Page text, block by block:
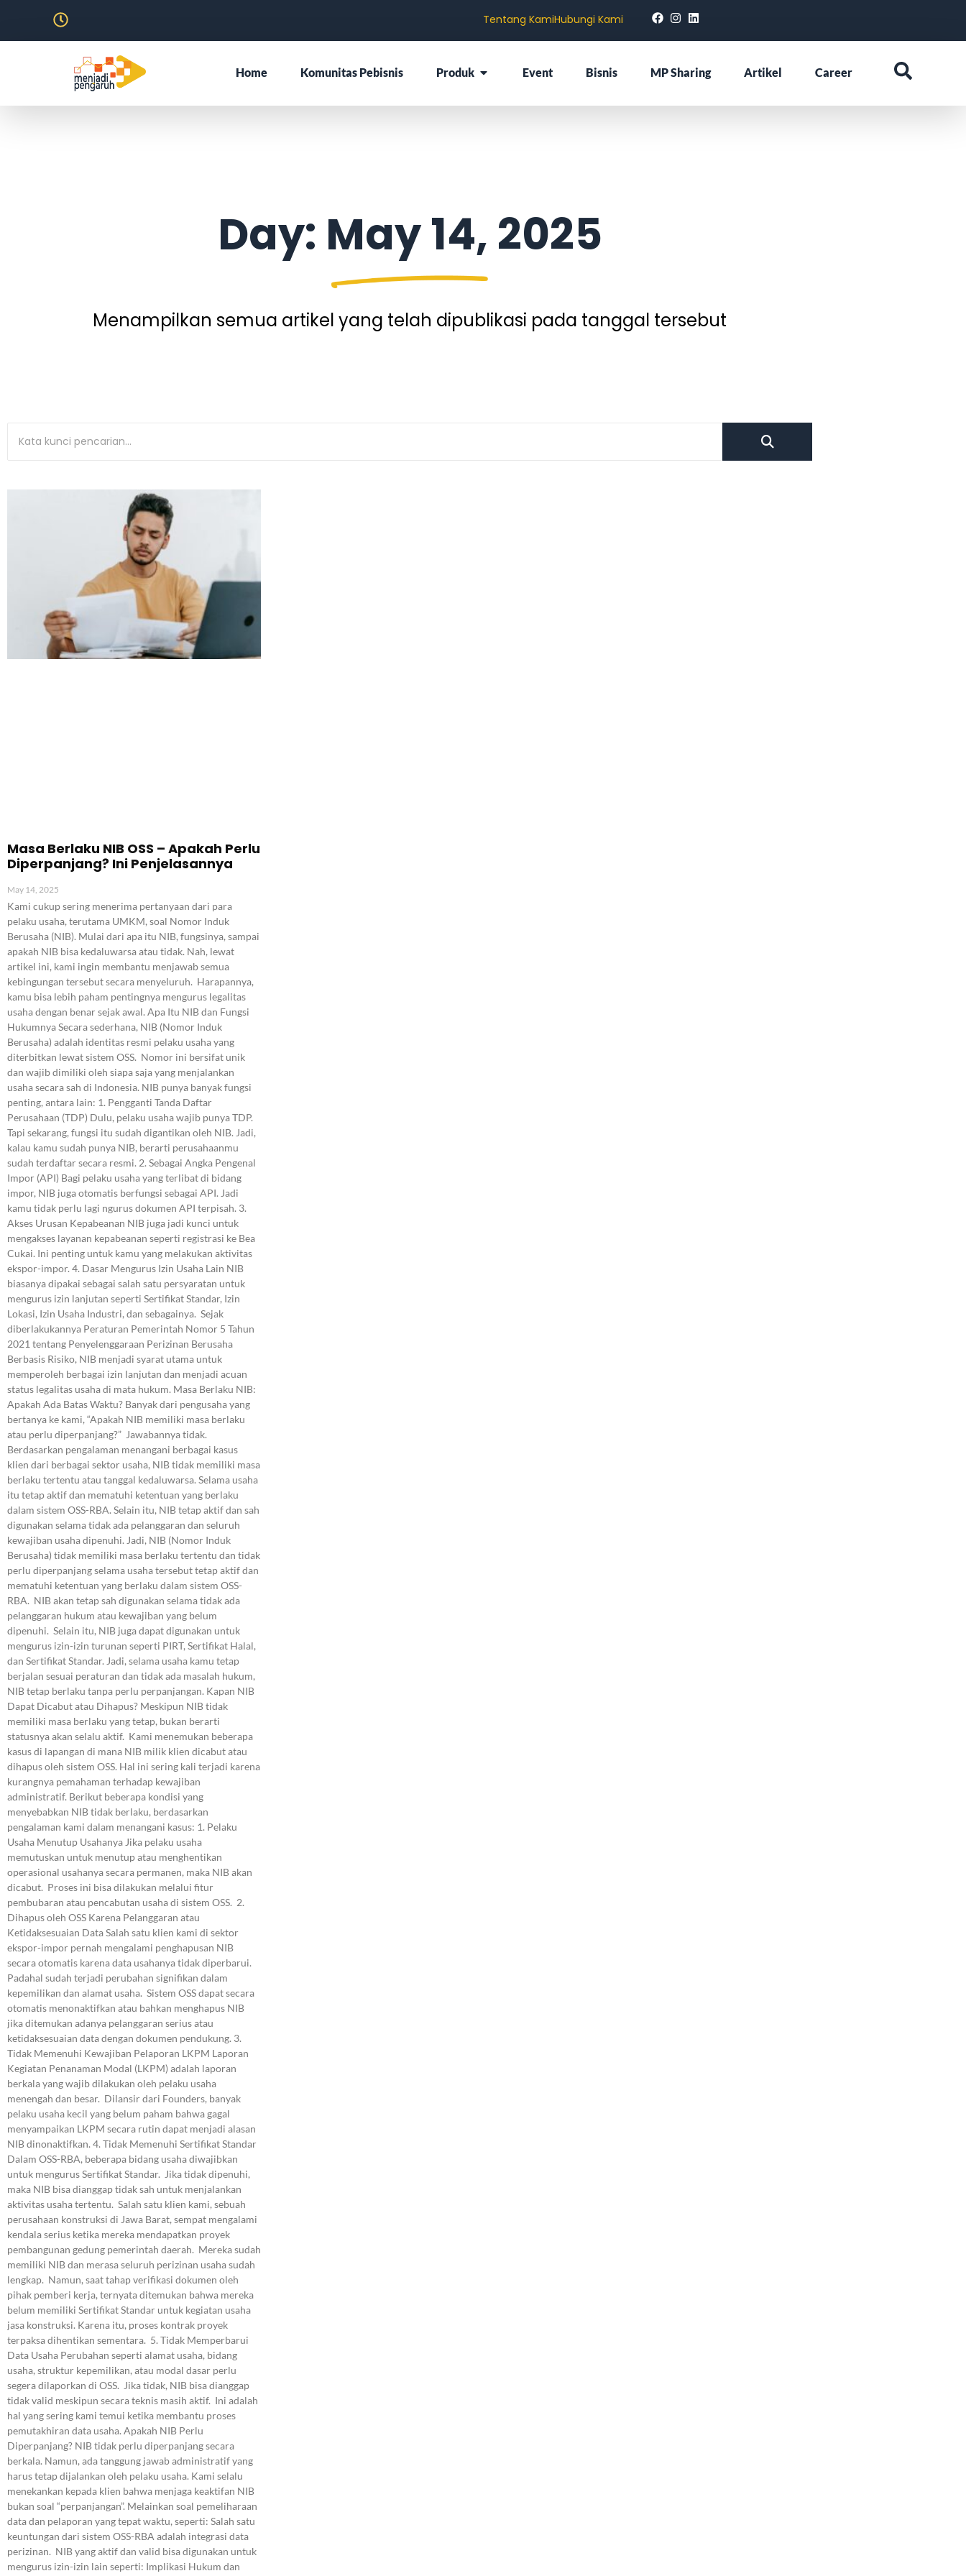
Tentang KamiHubungi Kami
Home Komunitas Pebisnis Produk Event Bisnis MP Sharing Artikel Career
Day: May 14, 2025
Menampilkan semua artikel yang telah dipublikasi pada tanggal tersebut
Masa Berlaku NIB OSS – Apakah Perlu
Diperpanjang? Ini Penjelasannya
May 14, 2025
Kami cukup sering menerima pertanyaan dari para
pelaku usaha, terutama UMKM, soal Nomor Induk
Berusaha (NIB). Mulai dari apa itu NIB, fungsinya, sampai
apakah NIB bisa kedaluwarsa atau tidak. Nah, lewat
artikel ini, kami ingin membantu menjawab semua
kebingungan tersebut secara menyeluruh. Harapannya,
kamu bisa lebih paham pentingnya mengurus legalitas
usaha dengan benar sejak awal. Apa Itu NIB dan Fungsi
Hukumnya Secara sederhana, NIB (Nomor Induk
Berusaha) adalah identitas resmi pelaku usaha yang
diterbitkan lewat sistem OSS. Nomor ini bersifat unik
dan wajib dimiliki oleh siapa saja yang menjalankan
usaha secara sah di Indonesia. NIB punya banyak fungsi
penting, antara lain: 1. Pengganti Tanda Daftar
Perusahaan (TDP) Dulu, pelaku usaha wajib punya TDP.
Tapi sekarang, fungsi itu sudah digantikan oleh NIB. Jadi,
kalau kamu sudah punya NIB, berarti perusahaanmu
sudah terdaftar secara resmi. 2. Sebagai Angka Pengenal
Impor (API) Bagi pelaku usaha yang terlibat di bidang
impor, NIB juga otomatis berfungsi sebagai API. Jadi
kamu tidak perlu lagi ngurus dokumen API terpisah. 3.
Akses Urusan Kepabeanan NIB juga jadi kunci untuk
mengakses layanan kepabeanan seperti registrasi ke Bea
Cukai. Ini penting untuk kamu yang melakukan aktivitas
ekspor-impor. 4. Dasar Mengurus Izin Usaha Lain NIB
biasanya dipakai sebagai salah satu persyaratan untuk
mengurus izin lanjutan seperti Sertifikat Standar, Izin
Lokasi, Izin Usaha Industri, dan sebagainya. Sejak
diberlakukannya Peraturan Pemerintah Nomor 5 Tahun
2021 tentang Penyelenggaraan Perizinan Berusaha
Berbasis Risiko, NIB menjadi syarat utama untuk
memperoleh berbagai izin lanjutan dan menjadi acuan
status legalitas usaha di mata hukum. Masa Berlaku NIB:
Apakah Ada Batas Waktu? Banyak dari pengusaha yang
bertanya ke kami, “Apakah NIB memiliki masa berlaku
atau perlu diperpanjang?” Jawabannya tidak.
Berdasarkan pengalaman menangani berbagai kasus
klien dari berbagai sektor usaha, NIB tidak memiliki masa
berlaku tertentu atau tanggal kedaluwarsa. Selama usaha
itu tetap aktif dan mematuhi ketentuan yang berlaku
dalam sistem OSS-RBA. Selain itu, NIB tetap aktif dan sah
digunakan selama tidak ada pelanggaran dan seluruh
kewajiban usaha dipenuhi. Jadi, NIB (Nomor Induk
Berusaha) tidak memiliki masa berlaku tertentu dan tidak
perlu diperpanjang selama usaha tersebut tetap aktif dan
mematuhi ketentuan yang berlaku dalam sistem OSS-
RBA. NIB akan tetap sah digunakan selama tidak ada
pelanggaran hukum atau kewajiban yang belum
dipenuhi. Selain itu, NIB juga dapat digunakan untuk
mengurus izin-izin turunan seperti PIRT, Sertifikat Halal,
dan Sertifikat Standar. Jadi, selama usaha kamu tetap
berjalan sesuai peraturan dan tidak ada masalah hukum,
NIB tetap berlaku tanpa perlu perpanjangan. Kapan NIB
Dapat Dicabut atau Dihapus? Meskipun NIB tidak
memiliki masa berlaku yang tetap, bukan berarti
statusnya akan selalu aktif. Kami menemukan beberapa
kasus di lapangan di mana NIB milik klien dicabut atau
dihapus oleh sistem OSS. Hal ini sering kali terjadi karena
kurangnya pemahaman terhadap kewajiban
administratif. Berikut beberapa kondisi yang
menyebabkan NIB tidak berlaku, berdasarkan
pengalaman kami dalam menangani kasus: 1. Pelaku
Usaha Menutup Usahanya Jika pelaku usaha
memutuskan untuk menutup atau menghentikan
operasional usahanya secara permanen, maka NIB akan
dicabut. Proses ini bisa dilakukan melalui fitur
pembubaran atau pencabutan usaha di sistem OSS. 2.
Dihapus oleh OSS Karena Pelanggaran atau
Ketidaksesuaian Data Salah satu klien kami di sektor
ekspor-impor pernah mengalami penghapusan NIB
secara otomatis karena data usahanya tidak diperbarui.
Padahal sudah terjadi perubahan signifikan dalam
kepemilikan dan alamat usaha. Sistem OSS dapat secara
otomatis menonaktifkan atau bahkan menghapus NIB
jika ditemukan adanya pelanggaran serius atau
ketidaksesuaian data dengan dokumen pendukung. 3.
Tidak Memenuhi Kewajiban Pelaporan LKPM Laporan
Kegiatan Penanaman Modal (LKPM) adalah laporan
berkala yang wajib dilakukan oleh pelaku usaha
menengah dan besar. Dilansir dari Founders, banyak
pelaku usaha kecil yang belum paham bahwa gagal
menyampaikan LKPM secara rutin dapat menjadi alasan
NIB dinonaktifkan. 4. Tidak Memenuhi Sertifikat Standar
Dalam OSS-RBA, beberapa bidang usaha diwajibkan
untuk mengurus Sertifikat Standar. Jika tidak dipenuhi,
maka NIB bisa dianggap tidak sah untuk menjalankan
aktivitas usaha tertentu. Salah satu klien kami, sebuah
perusahaan konstruksi di Jawa Barat, sempat mengalami
kendala serius ketika mereka mendapatkan proyek
pembangunan gedung pemerintah daerah. Mereka sudah
memiliki NIB dan merasa seluruh perizinan usaha sudah
lengkap. Namun, saat tahap verifikasi dokumen oleh
pihak pemberi kerja, ternyata ditemukan bahwa mereka
belum memiliki Sertifikat Standar untuk kegiatan usaha
jasa konstruksi. Karena itu, proses kontrak proyek
terpaksa dihentikan sementara. 5. Tidak Memperbarui
Data Usaha Perubahan seperti alamat usaha, bidang
usaha, struktur kepemilikan, atau modal dasar perlu
segera dilaporkan di OSS. Jika tidak, NIB bisa dianggap
tidak valid meskipun secara teknis masih aktif. Ini adalah
hal yang sering kami temui ketika membantu proses
pemutakhiran data usaha. Apakah NIB Perlu
Diperpanjang? NIB tidak perlu diperpanjang secara
berkala. Namun, ada tanggung jawab administratif yang
harus tetap dijalankan oleh pelaku usaha. Kami selalu
menekankan kepada klien bahwa menjaga keaktifan NIB
bukan soal “perpanjangan”. Melainkan soal pemeliharaan
data dan pelaporan yang tepat waktu, seperti: Salah satu
keuntungan dari sistem OSS-RBA adalah integrasi data
perizinan. NIB yang aktif dan valid bisa digunakan untuk
mengurus izin-izin lain seperti: Implikasi Hukum dan